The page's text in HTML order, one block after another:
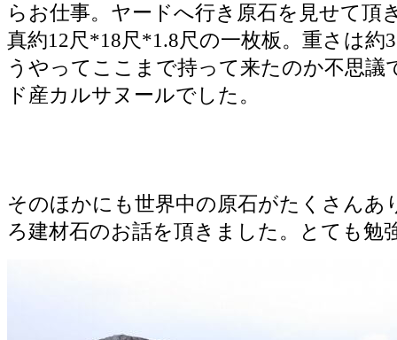
らお仕事。ヤードへ行き原石を見せて頂
真約12尺*18尺*1.8尺の一枚板。重さは約
うやってここまで持って来たのか不思議
ド産カルサヌールでした。
そのほかにも世界中の原石がたくさんあ
ろ建材石のお話を頂きました。とても勉